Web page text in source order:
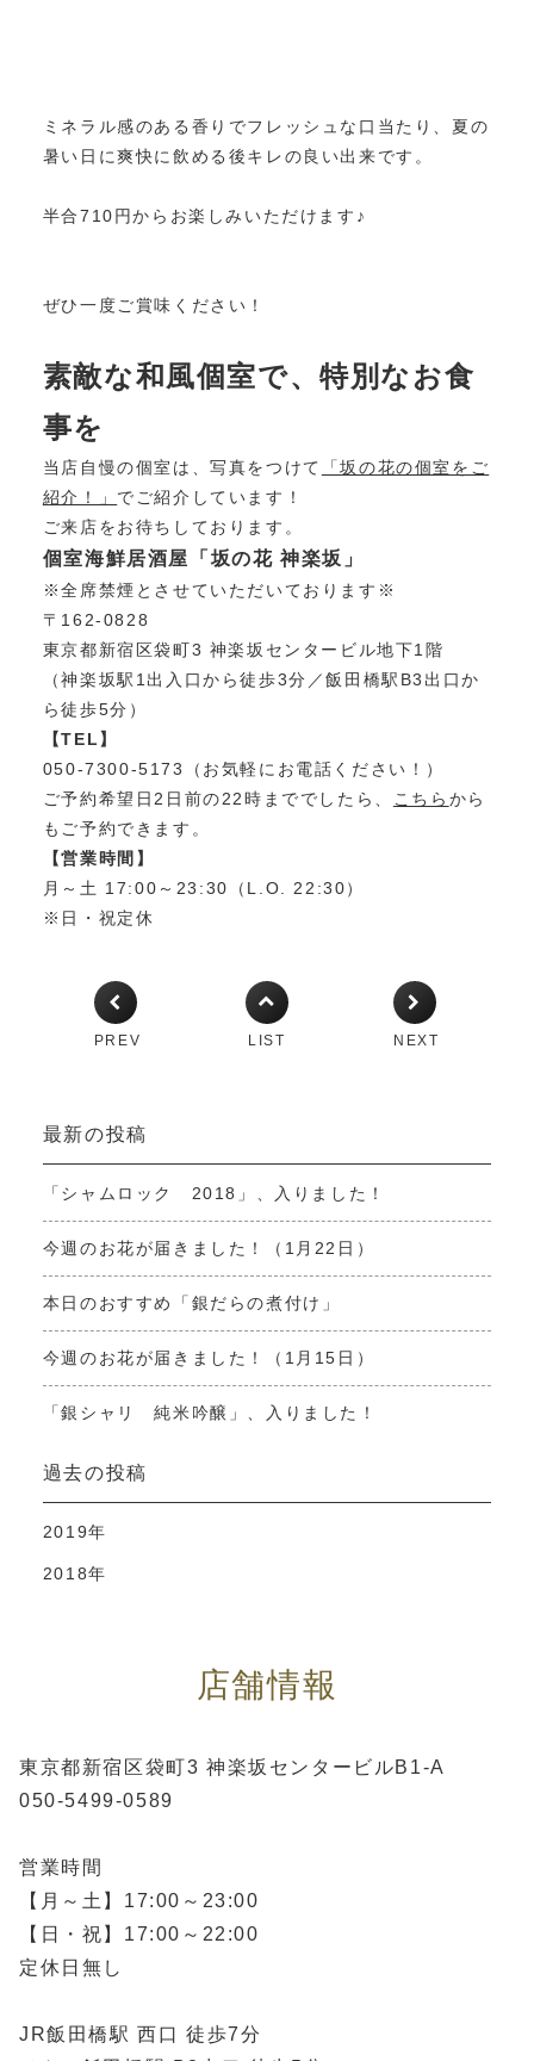
ミネラル感のある香りでフレッシュな口当たり、夏の
暑い日に爽快に飲める後キレの良い出来です。
半合710円からお楽しみいただけます♪
ぜひ一度ご賞味ください！
素敵な和風個室で、特別なお食
事を
当店自慢の個室は、写真をつけて
「坂の花の個室をご
紹介！」 でご紹介しています！
ご来店をお待ちしております。
個室海鮮居酒屋「坂の花 神楽坂」
※全席禁煙とさせていただいております※
〒162-0828
東京都新宿区袋町3 神楽坂センタービル地下1階
（神楽坂駅1出入口から徒歩3分／飯田橋駅B3出口か
ら徒歩5分）
【TEL】
050-7300-5173（お気軽にお電話ください！）
ご予約希望日2日前の22時まででしたら、
こちら から
もご予約できます。
【営業時間】
月～土 17:00～23:30（L.O. 22:30）
※日・祝定休
PREV LIST NEXT
最新の投稿
「シャムロック 2018」、入りました！
今週のお花が届きました！（1月22日）
本日のおすすめ「銀だらの煮付け」
今週のお花が届きました！（1月15日）
「銀シャリ 純米吟醸」、入りました！
過去の投稿
2019年
2018年
店舗情報
東京都新宿区袋町3 神楽坂センタービルB1-A
050-5499-0589
営業時間
【月～土】17:00～23:00
【日・祝】17:00～22:00
定休日無し
JR飯田橋駅 西口 徒歩7分